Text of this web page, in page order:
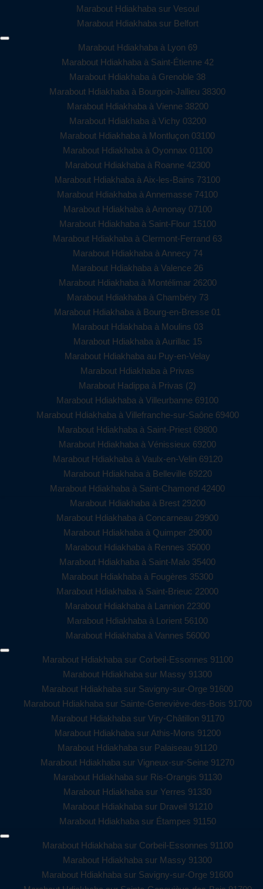
Marabout Hdiakhaba sur Vesoul
Marabout Hdiakhaba sur Belfort
Marabout Hdiakhaba à Lyon 69
Marabout Hdiakhaba à Saint-Étienne 42
Marabout Hdiakhaba à Grenoble 38
Marabout Hdiakhaba à Bourgoin-Jallieu 38300
Marabout Hdiakhaba à Vienne 38200
Marabout Hdiakhaba à Vichy 03200
Marabout Hdiakhaba à Montluçon 03100
Marabout Hdiakhaba à Oyonnax 01100
Marabout Hdiakhaba à Roanne 42300
Marabout Hdiakhaba à Aix-les-Bains 73100
Marabout Hdiakhaba à Annemasse 74100
Marabout Hdiakhaba à Annonay 07100
Marabout Hdiakhaba à Saint-Flour 15100
Marabout Hdiakhaba à Clermont-Ferrand 63
Marabout Hdiakhaba à Annecy 74
Marabout Hdiakhaba à Valence 26
Marabout Hdiakhaba à Montélimar 26200
Marabout Hdiakhaba à Chambéry 73
Marabout Hdiakhaba à Bourg-en-Bresse 01
Marabout Hdiakhaba à Moulins 03
Marabout Hdiakhaba à Aurillac 15
Marabout Hdiakhaba au Puy-en-Velay
Marabout Hdiakhaba à Privas
Marabout Hadippa à Privas (2)
Marabout Hdiakhaba à Villeurbanne 69100
Marabout Hdiakhaba à Villefranche-sur-Saône 69400
Marabout Hdiakhaba à Saint-Priest 69800
Marabout Hdiakhaba à Vénissieux 69200
Marabout Hdiakhaba à Vaulx-en-Velin 69120
Marabout Hdiakhaba à Belleville 69220
Marabout Hdiakhaba à Saint-Chamond 42400
Marabout Hdiakhaba à Brest 29200
Marabout Hdiakhaba à Concarneau 29900
Marabout Hdiakhaba à Quimper 29000
Marabout Hdiakhaba à Rennes 35000
Marabout Hdiakhaba à Saint-Malo 35400
Marabout Hdiakhaba à Fougères 35300
Marabout Hdiakhaba à Saint-Brieuc 22000
Marabout Hdiakhaba à Lannion 22300
Marabout Hdiakhaba à Lorient 56100
Marabout Hdiakhaba à Vannes 56000
Marabout Hdiakhaba sur Corbeil-Essonnes 91100
Marabout Hdiakhaba sur Massy 91300
Marabout Hdiakhaba sur Savigny-sur-Orge 91600
Marabout Hdiakhaba sur Sainte-Geneviève-des-Bois 91700
Marabout Hdiakhaba sur Viry-Châtillon 91170
Marabout Hdiakhaba sur Athis-Mons 91200
Marabout Hdiakhaba sur Palaiseau 91120
Marabout Hdiakhaba sur Vigneux-sur-Seine 91270
Marabout Hdiakhaba sur Ris-Orangis 91130
Marabout Hdiakhaba sur Yerres 91330
Marabout Hdiakhaba sur Draveil 91210
Marabout Hdiakhaba sur Étampes 91150
Marabout Hdiakhaba sur Corbeil-Essonnes 91100
Marabout Hdiakhaba sur Massy 91300
Marabout Hdiakhaba sur Savigny-sur-Orge 91600